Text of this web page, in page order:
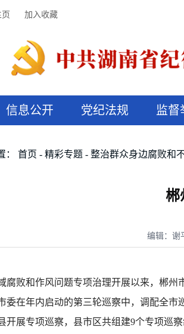
加入收藏
信息公开 党纪法规 监督
： 首页 精彩专题 整治群众身边腐败和
郴
编辑：谢
败和作风问题专项治理开展以来，郴州
委在年内启动的第三轮巡察中，调配全
开展专项巡察，县市区共组建9个专项巡